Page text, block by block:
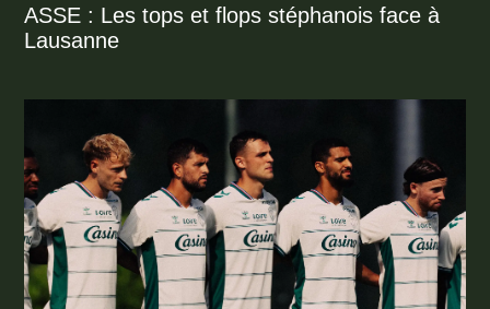
ASSE : Les tops et flops stéphanois face à
Lausanne